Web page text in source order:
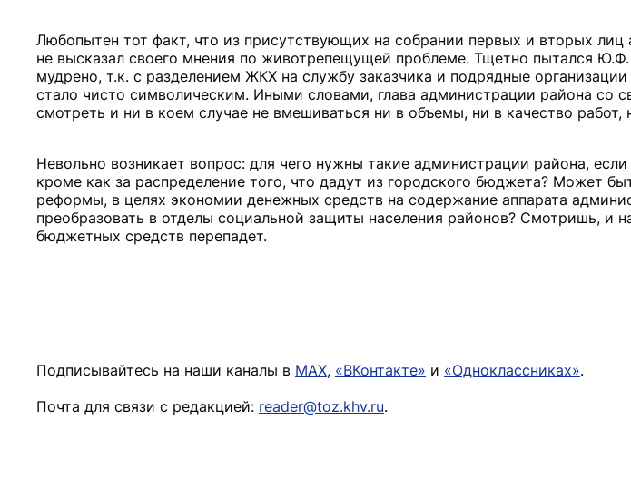
Любопытен тот факт, что из присутствующих на собрании первых и вторых
не высказал своего мнения по животрепещущей проблеме. Тщетно пытался
мудрено, т.к. с разделением ЖКХ на службу заказчика и подрядные
стало чисто символическим. Иными словами, глава администрации района со
смотреть и ни в коем случае не вмешиваться ни в объемы, ни в качество работ,
Невольно возникает вопрос: для чего нужны такие администрации района,
кроме как за распределение того, что дадут из городского бюджета? Может
реформы, в целях экономии денежных средств на содержание аппарата
преобразовать в отделы социальной защиты населения районов? Смотришь, и
бюджетных средств перепадет.
Подписывайтесь на наши каналы в MAX, «ВКонтакте» и «Одноклассниках».
Почта для связи с редакцией: reader@toz.khv.ru.